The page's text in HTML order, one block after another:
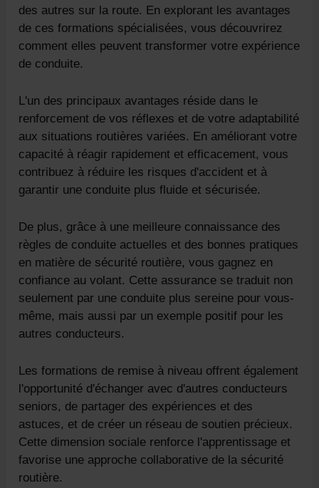
des autres sur la route. En explorant les avantages
de ces formations spécialisées, vous découvrirez
comment elles peuvent transformer votre expérience
de conduite.
L'un des principaux avantages réside dans le
renforcement de vos réflexes et de votre adaptabilité
aux situations routières variées. En améliorant votre
capacité à réagir rapidement et efficacement, vous
contribuez à réduire les risques d'accident et à
garantir une conduite plus fluide et sécurisée.
De plus, grâce à une meilleure connaissance des
règles de conduite actuelles et des bonnes pratiques
en matière de sécurité routière, vous gagnez en
confiance au volant. Cette assurance se traduit non
seulement par une conduite plus sereine pour vous-
même, mais aussi par un exemple positif pour les
autres conducteurs.
Les formations de remise à niveau offrent également
l'opportunité d'échanger avec d'autres conducteurs
seniors, de partager des expériences et des
astuces, et de créer un réseau de soutien précieux.
Cette dimension sociale renforce l'apprentissage et
favorise une approche collaborative de la sécurité
routière.